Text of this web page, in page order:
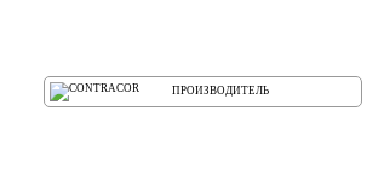
ПРОИЗВОДИТЕЛЬ